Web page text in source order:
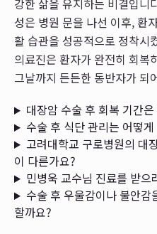
강한 삶을 유지하는 비결입니
성은 병원 문을 나선 이후, 환
활 습관을 성공적으로 정착시
의료진은 환자가 완전히 회복
그날까지 든든한 동반자가 되
대장암 수술 후 회복 기간
수술 후 식단 관리는 어떻
고려대학교 구로병원의 대
이 다른가요?
민병욱 교수님 진료를 받으
수술 후 우울감이나 불안
할까요?